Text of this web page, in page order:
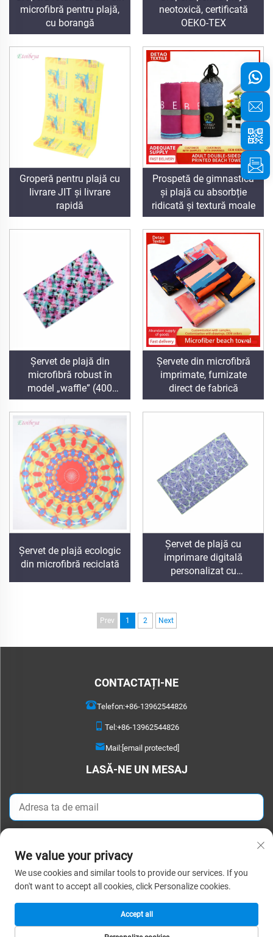
microfibră pentru plajă,
cu borangă
neotoxică, certificată
OEKO-TEX
Groperă pentru plajă cu
livrare JIT și livrare
rapidă
Prospetă de gimnastică
și plajă cu absorbție
ridicată și textură moale
Șervet de plajă din
microfibră robust în
model „waffle” (400
GSM)
Șervete din microfibră
imprimate, furnizate
direct de fabrică
Șervet de plajă ecologic
din microfibră reciclată
Șervet de plajă cu
imprimare digitală
personalizat cu
fotografie
Prev 1 2 Next
CONTACTAȚI-NE
Telefon:+86-13962544826
Tel:+86-13962544826
Mail:[email protected]
LASĂ-NE UN MESAJ
Copyright © 2026 Suzhou Detao Textile Co.,Ltd. Toate drepturile rezervate. |
Politica de confidențialitate
We value your privacy
We use cookies and similar tools to provide our services. If you
don't want to accept all cookies, click Personalize cookies.
Accept all